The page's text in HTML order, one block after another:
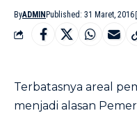
ByADMIN Published: 31 Maret, 2016
Terbatasnya areal
menjadi alasan